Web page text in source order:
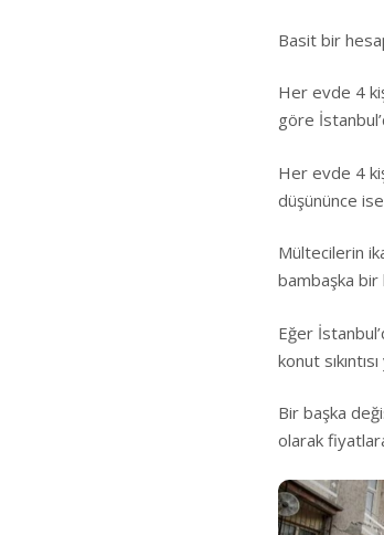
Basit bir
Her evde 4
göre
Her evde 4
düşününce
Mültecilerin
bambaşka bir
Eğer
konut
Bir başka
olarak